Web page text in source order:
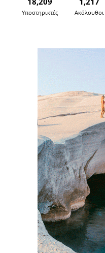
Υποστηρικτές Ακόλουθοι